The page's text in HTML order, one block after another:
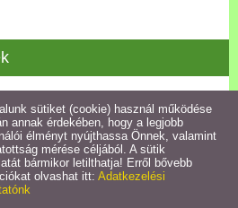
jegyzőkönyve
Részletek
sütiket (cookie) használ működése
annak érdekében, hogy a legjobb
élményt nyújthassa Önnek, valamint
mérése céljából. A sütik
bármikor letilthatja! Erről bővebb
olvashat itt: Adatkezelési